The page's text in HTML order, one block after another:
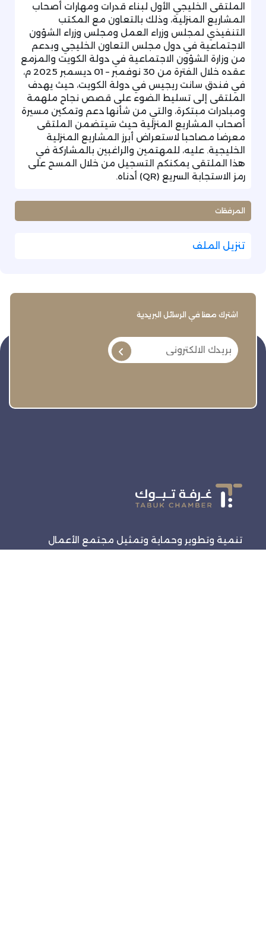
الملتقى الخليجي الأول لبناء قدرات ومهارات أصحاب
المشاريع المنزلية، وذلك بالتعاون مع المكتب
التنفيذي لمجلس وزراء العمل ومجلس وزراء الشؤون
الاجتماعية في دول مجلس التعاون الخليجي وبدعم
من وزارة الشؤون الاجتماعية في دولة الكويت والمزمع
عقده خلال الفترة من 30 نوفمبر – 01 ديسمبر 2025 م،
في فندق سانت ريجيس في دولة الكويت، حيث يهدف
الملتقى إلى تسليط الضوء على قصص نجاح ملهمة
ومبادرات مبتكرة، والتي من شأنها دعم وتمكين مسيرة
أصحاب المشاريع المنزلية حيث سَيتضمن الملتقى
معرضا مصاحبا لاستعراض أبرز المشاريع المنزلية
الخليجية. عليه، للمهتمين والراغبين بالمشاركة في
هذا الملتقى يمكنكم التسجيل من خلال المسح على
رمز الاستجابة السريع (QR) أدناه.
المرفقات
تنزيل الملف
اشترك معنا في الرسائل البريدية
تنمية وتطوير وحماية وتمثيل مجتمع الأعمال